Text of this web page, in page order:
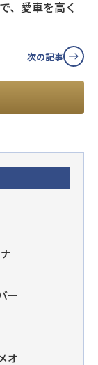
、愛車を高く
次の記事
ー
オ